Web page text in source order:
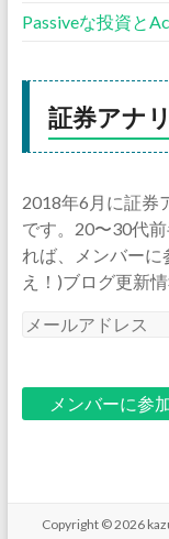
Passiveな投資と
証券アナ
2018年6月に証券
です。20〜30代
れば、メンバーに
え！)ブログ更新
メ
Copyright © 2026